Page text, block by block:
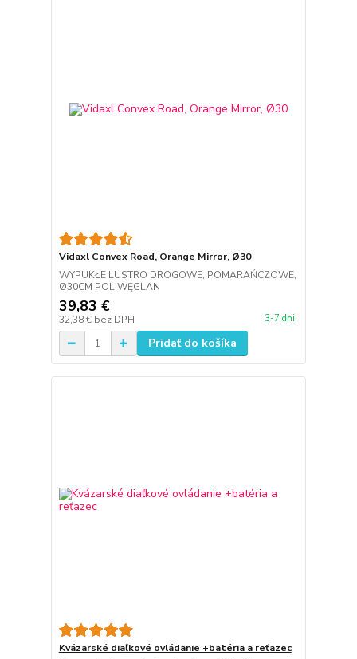
Vidaxl Convex Road, Orange Mirror, Ø30
WYPUKŁE LUSTRO DROGOWE, POMARAŃCZOWE,
Ø30CM POLIWĘGLAN
39,83 €
32,38 € bez DPH 3-7 dni
Pridať do košíka
Kvázarské diaľkové ovládanie +batéria a reťazec